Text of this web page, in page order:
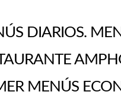
DIARIOS.
MENÚS